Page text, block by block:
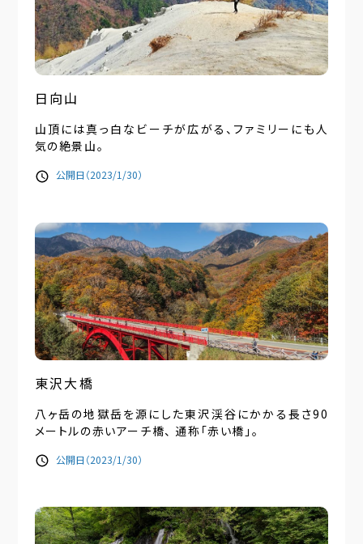
日向山
山頂には真っ白なビーチが広がる、ファミリーにも人
気の絶景山。
公開日（2023/1/30）
東沢大橋
八ヶ岳の地獄岳を源にした東沢渓谷にかかる長さ90
メートルの赤いアーチ橋、 通称「赤い橋」。
公開日（2023/1/30）